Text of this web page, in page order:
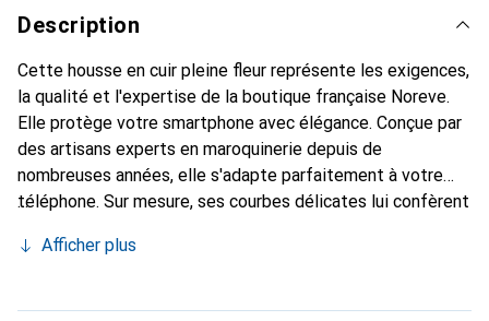
Description
Cette housse en cuir pleine fleur représente les exigences,
la qualité et l'expertise de la boutique française Noreve.
Elle protège votre smartphone avec élégance. Conçue par
des artisans experts en maroquinerie depuis de
nombreuses années, elle s'adapte parfaitement à votre
téléphone. Sur mesure, ses courbes délicates lui confèrent
et indispensable pour votre smartphone. Reconnaître
marque Noreve est un choix sûr pour une clientèle
Afficher plus